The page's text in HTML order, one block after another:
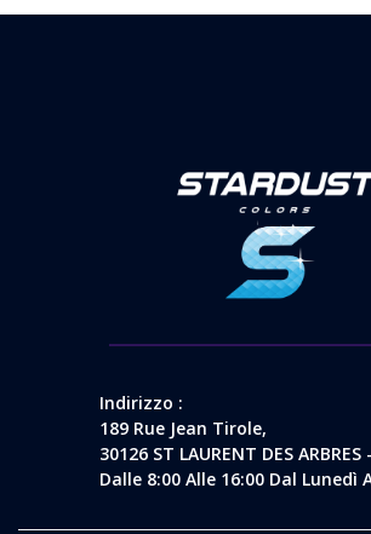
Indirizzo :
189 Rue Jean Tirole,
30126 ST LAURENT DES ARBRES
Dalle 8:00 Alle 16:00 Dal Lunedì